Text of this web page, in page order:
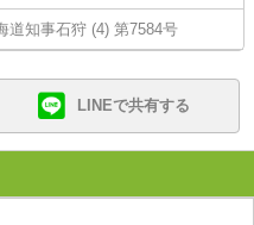
道知事石狩 (4) 第7584号
LINEで共有する